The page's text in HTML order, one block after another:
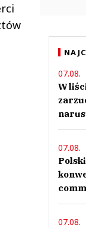
07.08.
W
07.08.
07.08.